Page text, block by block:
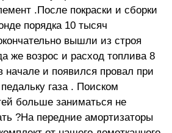
.После покраски и сборки
порядка 10 тысяч
вышли из строя
же возрос и расход топлива 8
начале и появился провал при
газа . Поиском
больше заниматься не
?На передние амортизаторы